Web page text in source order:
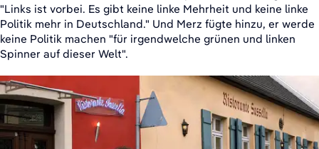
"Links ist vorbei. Es gibt keine linke Mehrheit und keine linke
Politik mehr in Deutschland." Und Merz fügte hinzu, er werde
keine Politik machen "für irgendwelche grünen und linken
Spinner auf dieser Welt".